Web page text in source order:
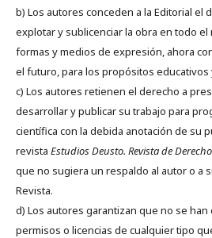
b) Los autores conceden a la Editorial el
explotar y sublicenciar la obra en todo el
formas y medios de expresión, ahora
el futuro, para los propósitos educativos
c) Los autores retienen el derecho a
desarrollar y publicar su trabajo para
científica con la debida anotación de su
revista Estudios Deusto. Revista de
que no sugiera un respaldo al autor o a
Revista.
d) Los autores garantizan que no se
permisos o licencias de cualquier tipo